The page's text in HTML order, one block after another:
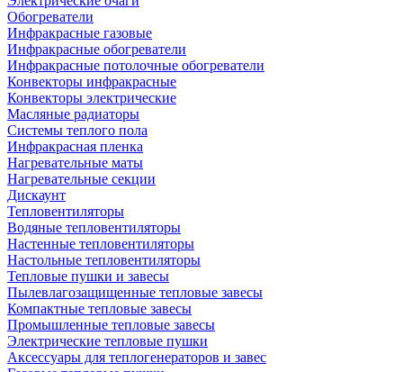
Обогреватели
Инфракрасные газовые
Инфракрасные обогреватели
Инфракрасные потолочные обогреватели
Конвекторы инфракрасные
Конвекторы электрические
Масляные радиаторы
Системы теплого пола
Инфракрасная пленка
Нагревательные маты
Нагревательные секции
Дискаунт
Тепловентиляторы
Водяные тепловентиляторы
Настенные тепловентиляторы
Настольные тепловентиляторы
Тепловые пушки и завесы
Пылевлагозащищенные тепловые завесы
Компактные тепловые завесы
Промышленные тепловые завесы
Электрические тепловые пушки
Аксессуары для теплогенераторов и завес